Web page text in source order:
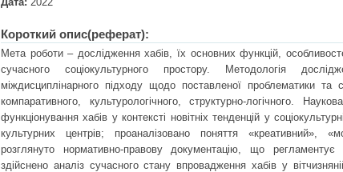
Короткий опис(реферат):
Мета роботи – дослідження хабів, їх основних функцій,
сучасного соціокультурного простору. Методологія
міждисциплінарного підходу щодо поставленої проблематики та
компаративного, культурологічного, структурно-логічного.
функціонування хабів у контексті новітніх тенденцій у
культурних центрів; проаналізовано поняття «креативний»,
розглянуто нормативно-правову документацію, що регламентує
здійснено аналіз сучасного стану впровадження хабів у